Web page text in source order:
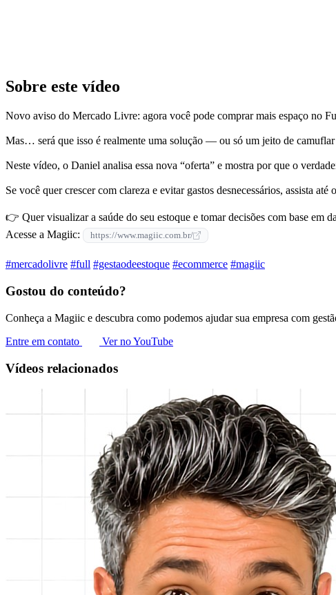
Sobre este vídeo
Novo aviso do Mercado Livre: agora você pode comprar mais espaço no
Mas… será que isso é realmente uma solução — ou só um jeito de camuflar
Neste vídeo, o Daniel analisa essa nova “oferta” e mostra por que o
Se você quer crescer com clareza e evitar gastos desnecessários, assista até
👉 Quer visualizar a saúde do seu estoque e tomar decisões com base em
Acesse a Magiic:
https://www.magiic.com.br/
#mercadolivre #full #gestaodeestoque #ecommerce #magiic
Gostou do conteúdo?
Conheça a Magiic e descubra como podemos ajudar sua empresa com
Entre em contato
Ver no YouTube
Vídeos relacionados